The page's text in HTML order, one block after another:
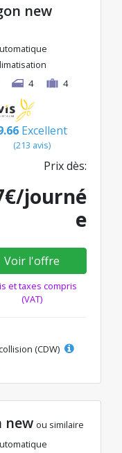
new
4 4
Excellent
(213 avis)
Prix dès:
journé
e
Voir l'offre
et taxes compris
(VAT)
(CDW)
new ou similaire